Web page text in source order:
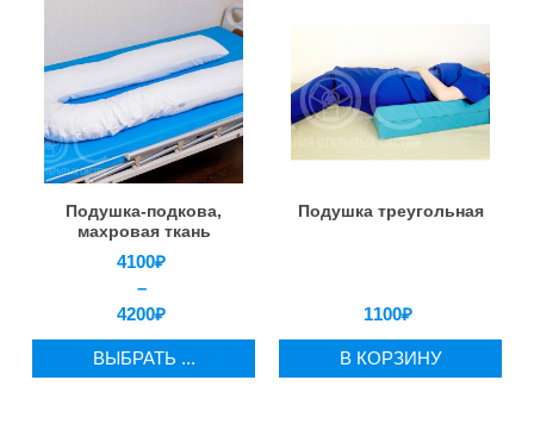
Подушка-подкова,
махровая ткань
4100₽
–
4200₽
ВЫБРАТЬ ...
Подушка треугольная
1100₽
В КОРЗИНУ